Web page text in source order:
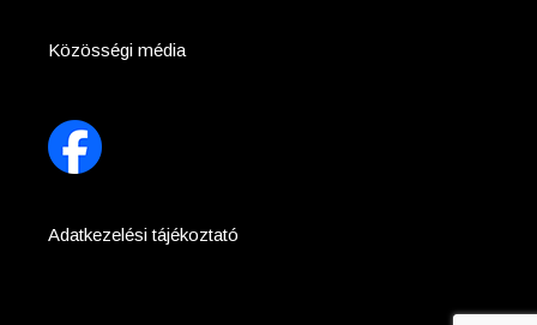
Közösségi média
Adatkezelési tájékoztató